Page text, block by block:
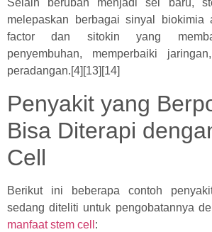
Selain berubah menjadi sel baru,
melepaskan berbagai sinyal biokimia
factor dan sitokin yang
penyembuhan, memperbaiki
peradangan.[4][13][14]
Penyakit yang
Bisa Diterapi
Cell
Berikut ini beberapa contoh
sedang diteliti untuk pengobatannya
manfaat stem cell :